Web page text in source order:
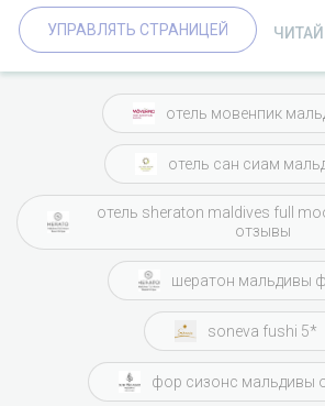
УПРАВЛЯТЬ СТРАНИЦЕЙ
отель мовенпик
отель сан сиам
отель sheraton maldives full
отзывы
шератон мальдивы
soneva fushi 5*
фор сизонс мальдивы